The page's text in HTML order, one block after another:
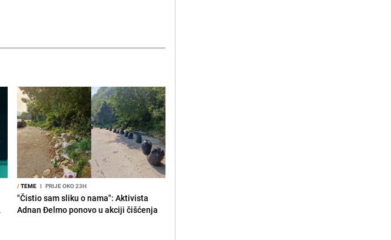
/TEME I PRIJE OKO 23H
"Čistio sam sliku o nama": Aktivista
Adnan Đelmo ponovo u akciji čišćenja